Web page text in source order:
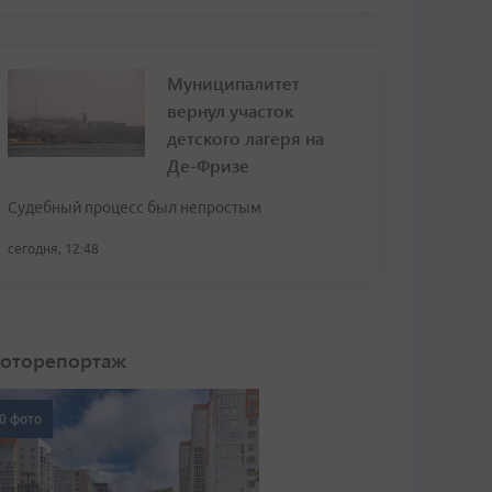
Муниципалитет
вернул участок
детского лагеря на
Де-Фризе
Судебный процесс был непростым
сегодня, 12:48
фото